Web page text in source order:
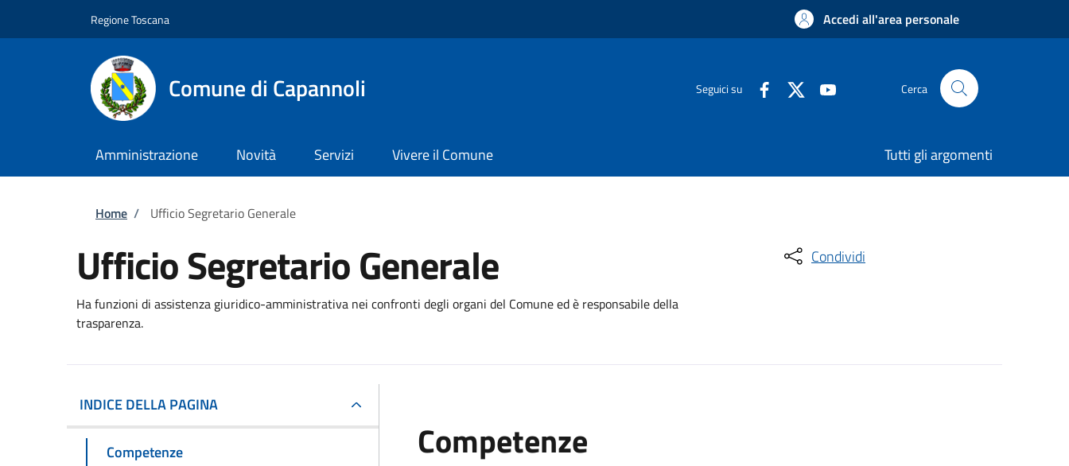
Regione Toscana Accedi all'area personale
Comune di Capannoli Seguici su Cerca
Amministrazione Novità Servizi Vivere il Comune Tutti gli argomenti
Briciole di pane
Home / Ufficio Segretario Generale
Ufficio Segretario Generale
Ha funzioni di assistenza giuridico-amministrativa nei confronti degli organi del Comune ed è responsabile della
trasparenza.
Condividi
INDICE DELLA PAGINA
Competenze
Competenze